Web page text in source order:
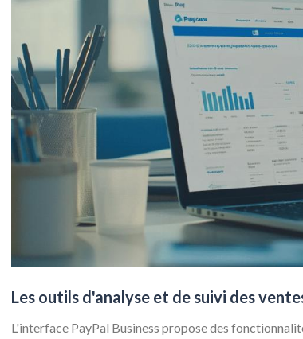
Les outils d'analyse et de suivi des
L'interface PayPal Business propose des